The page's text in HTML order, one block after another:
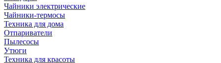
Чайники электрические
Чайники-термосы
Техника для дома
Отпариватели
Пылесосы
Утюги
Техника для красоты